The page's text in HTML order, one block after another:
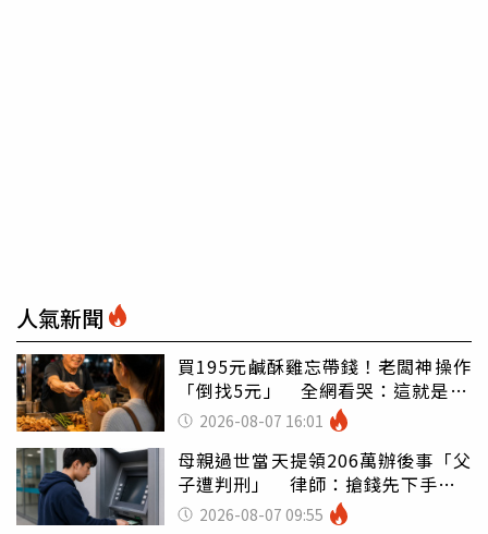
人氣新聞
買195元鹹酥雞忘帶錢！老闆神操作
「倒找5元」 全網看哭：這就是台
灣 2026-08-07 16:01
母親過世當天提領206萬辦後事「父
子遭判刑」 律師：搶錢先下手是
罪 2026-08-07 09:55